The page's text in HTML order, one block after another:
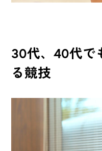
30代、40代で
る競技